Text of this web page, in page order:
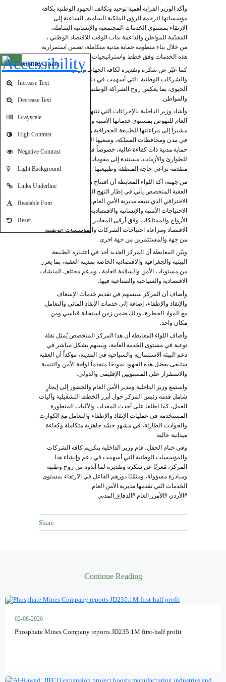
Open toolbar
Accessibility Tools
Increase Text
Decrease Text
Grayscale
High Contrast
Negative Contrast
Light Background
Links Underline
Readable Font
Reset
وأكد الوزير الفراية أهمية توحيد وتكاتف الجهود الوطنية بكافة
مؤسساتها لترجمة الرؤى الملكية السامية، الساعية إلى
الارتقاء بمستوى الخدمات المجتمعية والإنسانية الشاملة،
المقدّمة للمواطن والداعمة بذات الوقت للاقتصاذ الوطني ،
من خلال بناء منظومة حماية مدنية متكاملة، تضمن استمرارية
هذه الخدمات وفق خطط واستراتيجيات مدروسة ومتكاملة
كما عبّر عن شكره وتقديره لكافة الجهات والمؤسسات
والشركات الوطنية التي أسهمت في دعم وإنشاء هذا المركز
الحيوي، بما يعكس روح الشراكة الوطنية في خدمة الوطن
والمواطن.
وأشاد وزير الداخلية بالإجراءات التي تنتهجها مديرية الأمن
العام للنهوض بمستوى خدماتها الأمنية والإنسانية الشاملة،
مشيراً إلى مراعاتها للطبيعة الجغرافية والسكانية المتنوعة
في مدن ومحافظات المملكة، وسعيها الدائم لتوفير منظومة
حماية مدنية ذات كفاءة عالية، خصوصاً في مجالات الاستجابة
للطوارئ والأزمات، مستندة إلى مقومات فنية وتكنولوجية
متقدمة تراعي حاجة المنطقة وطبيعتها .
من جهته، أكد اللواء المعايطة أن افتتاح مركز دفاع مدني
العقبة المتخصص يأتي في إطار النهج التشاركي والتطويري
الاحترافي الذي تتبعه مديرية الأمن العام، وحرصها على تلبية
الاحتياجات الأمنية والإنسانية والافتصادية ، بما يضمن حماية
الأرواح والممتلكات وفق أرقى المعايير الدولية وتحفيز
الاقتصاد ومراعاة احتياجات الشركات والمؤسسات الوطنية
من جهة والمستثمرين من جهة اخرى .
وبيّن المعايطة أن المركز الجديد أخذ في اعتباره الطبيعة
البيئية والجغرافية والاقتصادية الخاصة بمدينة العقبة، بما يعزز
من مستويات الأمن والسلامة العامة ، ويدعم مختلف المنشآت
الاقتصادية والسياحية والصناعية فيها.
وأضاف أن المركز سيسهم في تقديم خدمات الإسعاف
والإنقاذ والإطفاء، إضافة إلى خدمات الإنقاذ المائي والتعامل
مع المواد الخطرة، وذلك ضمن زمن استجابة قياسي ومن
مكان واحد.
وأضاف اللواء المعايطة أن هذا المركز المتخصص يُمثل نقلة
نوعية في مستوى الخدمة العامة، ويسهم بشكل مباشر في
دعم البيئة الاستثمارية والسياحية في المدينة، مؤكداً أن العقبة
ستبقى بفضل هذه الجهود نموذجًا متقدماً لواحة الأمن والتنمية
والاستقرار على المستويين الإقليمي والدولي.
واستمع وزير الداخلية ومدير الأمن العام والحضور إلى إيجازٍ
شامل قدمه رئيس المركز حول أبرز الخطط التشغيلية وآليات
العمل، كما اطلعا على أحدث المعدات والآليات المتطورة
المستخدمة في عمليات الإنقاذ والإطفاء والتعامل مع الكوارث
والحوادث الطارئة، في مشهدٍ جسّد جاهزية متكاملة وكفاءة
ميدانية عالية.
وفي ختام الحفل، قام وزير الداخلية بتكريم كافة الشركات
والمؤسسات الوطنية التي أسهمت في دعم وإنشاء هذا
المركز، مُعربًا عن شكره وتقديره لما أبدوه من روح وطنية
ومبادرة مسؤولة، ومثمّنًا دورهم الفاعل في الارتقاء بمستوى
الخدمات التي تقدمها مديرية الأمن العام.
#الأردن #الأمن_العام #الدفاع_المدني
Share
Continue Reading
02-08-2026
Phosphate Mines Company reports JD235.1M first-half profit